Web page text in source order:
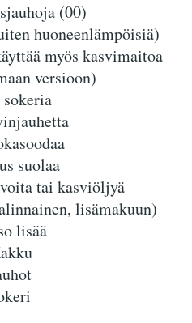
(00)
huoneenlämpöisiä)
myös kasvimaitoa
versioon)
suolaa
tai kasviöljyä
lisämakuun)
lisää